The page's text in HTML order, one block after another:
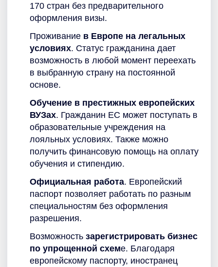
170 стран без предварительного
оформления визы.
Проживание в Европе на легальных
условиях. Статус гражданина дает
возможность в любой момент переехать
в выбранную страну на постоянной
основе.
Обучение в престижных европейских
ВУЗах. Гражданин ЕС может поступать в
образовательные учреждения на
лояльных условиях. Также можно
получить финансовую помощь на оплату
обучения и стипендию.
Официальная работа. Европейский
паспорт позволяет работать по разным
специальностям без оформления
разрешения.
Возможность зарегистрировать бизнес
по упрощенной схеме. Благодаря
европейскому паспорту, иностранец